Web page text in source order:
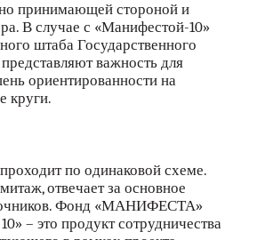
принимающей стороной и
В случае с «Манифестой-10»
штаба Государственного
важность для
ориентированности на
круги.
по одинаковой схеме.
отвечает за основное
Фонд «МАНИФЕСТА»
– это продукт сотрудничества